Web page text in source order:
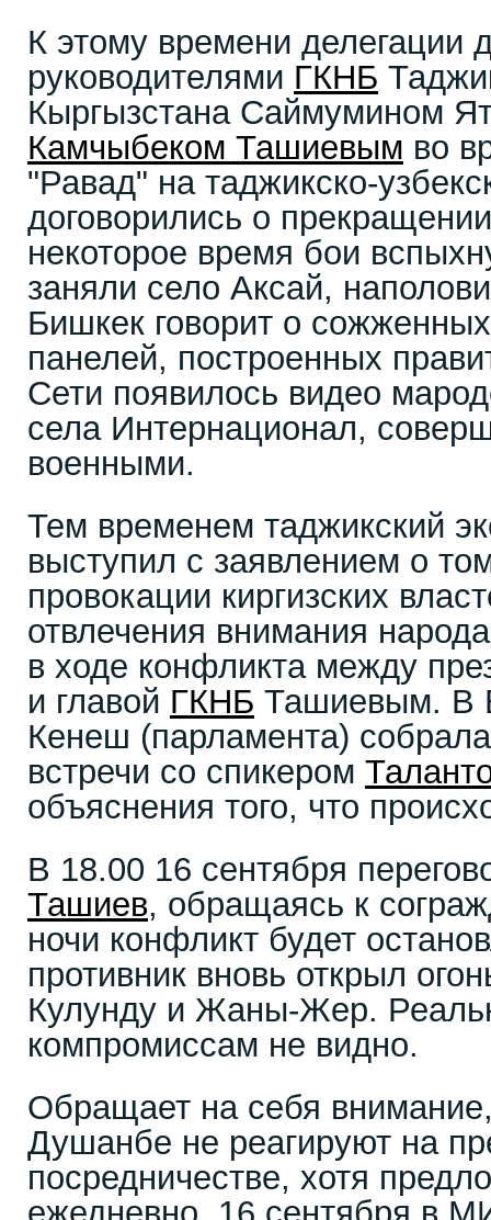
К этому времени делегации
руководителями ГКНБ
Кыргызстана Саймумином
Камчыбеком Ташиевым во
"Равад" на таджикско-
договорились о
некоторое время бои
заняли село Аксай,
Бишкек говорит о
панелей, построенных
Сети появилось видео
села Интернационал,
военными.
Тем временем таджикский
выступил с заявлением о
провокации киргизских
отвлечения внимания
в ходе конфликта между
и главой ГКНБ Ташиевым. В
Кенеш (парламента)
встречи со спикером
объяснения того, что
В 18.00 16 сентября
Ташиев, обращаясь к
ночи конфликт будет
противник вновь открыл
Кулунду и Жаны-Жер.
компромиссам не видно.
Обращает на себя
Душанбе не реагируют на
посредничестве, хотя